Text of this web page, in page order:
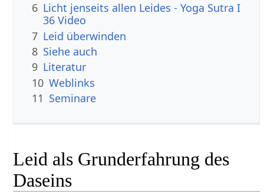
6 Licht jenseits allen Leides - Yoga Sutra I
36 Video
7 Leid überwinden
8 Siehe auch
9 Literatur
10 Weblinks
11 Seminare
Leid als Grunderfahrung des
Daseins